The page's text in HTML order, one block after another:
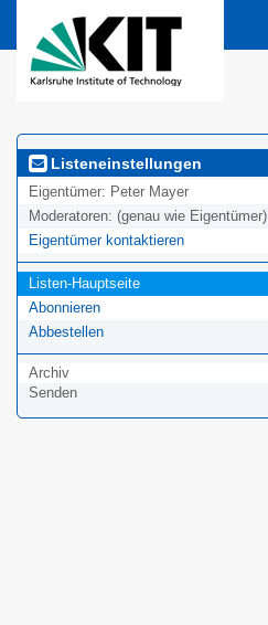
Listeneinstellungen
Eigentümer: Peter Mayer
Moderatoren: (genau wie Eigentümer)
Eigentümer kontaktieren
Listen-Hauptseite
Abonnieren
Abbestellen
Archiv
Senden